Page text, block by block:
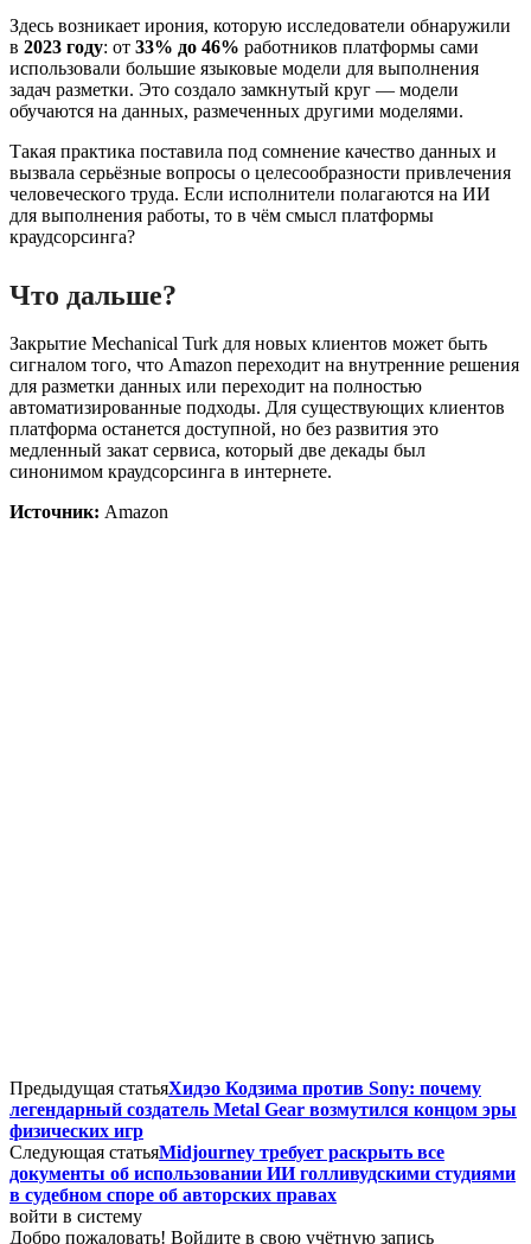
Здесь возникает ирония, которую исследователи обнаружили
в 2023 году: от 33% до 46% работников платформы сами
использовали большие языковые модели для выполнения
задач разметки. Это создало замкнутый круг — модели
обучаются на данных, размеченных другими моделями.
Такая практика поставила под сомнение качество данных и
вызвала серьёзные вопросы о целесообразности привлечения
человеческого труда. Если исполнители полагаются на ИИ
для выполнения работы, то в чём смысл платформы
краудсорсинга?
Что дальше?
Закрытие Mechanical Turk для новых клиентов может быть
сигналом того, что Amazon переходит на внутренние решения
для разметки данных или переходит на полностью
автоматизированные подходы. Для существующих клиентов
платформа останется доступной, но без развития это
медленный закат сервиса, который две декады был
синонимом краудсорсинга в интернете.
Источник: Amazon
Предыдущая статьяХидэо Кодзима против Sony: почему
легендарный создатель Metal Gear возмутился концом эры
физических игр
Следующая статьяMidjourney требует раскрыть все
документы об использовании ИИ голливудскими студиями
в судебном споре об авторских правах
войти в систему
Добро пожаловать! Войдите в свою учётную запись